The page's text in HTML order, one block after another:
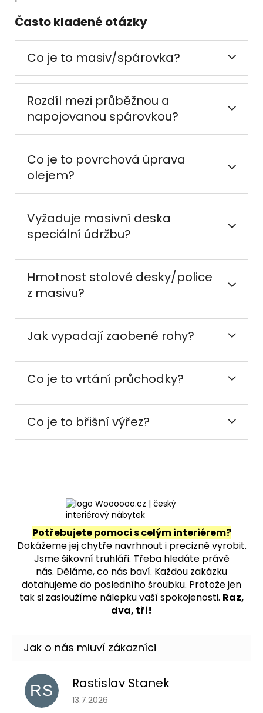
Často kladené otázky
Co je to masiv/spárovka?
Rozdíl mezi průběžnou a
napojovanou spárovkou?
Co je to povrchová úprava
olejem?
Vyžaduje masivní deska
speciální údržbu?
Hmotnost stolové desky/police
z masivu?
Jak vypadají zaobené rohy?
Co je to vrtání průchodky?
Co je to břišní výřez?
Potřebujete pomoci s celým interiérem?
Dokážeme jej chytře navrhnout i precizně vyrobit.
Jsme šikovní truhláři. Třeba hledáte právě
nás. Děláme, co nás baví. Každou zakázku
dotahujeme do posledního šroubku. Protože jen
tak si zasloužíme nálepku vaší spokojenosti. Raz,
dva, tři!
RS Rastislav Stanek
Hodnocení obchodu je 5 z 5 hvězdiček.
13.7.2026